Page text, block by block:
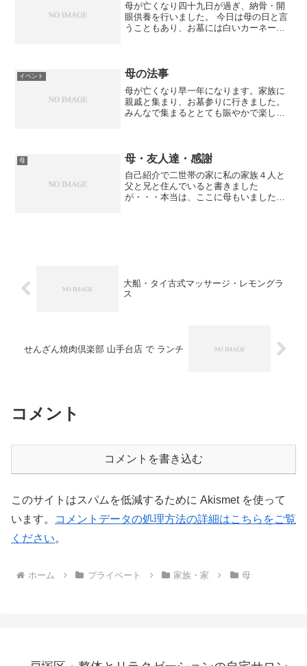
母が亡くなり四十九日が過ぎ、納骨・開
眼供養を行いました。 今日は母の日と言
うこともあり、お墓には白いカーネーシ
前、母が家族や友...
イベント 母の法事
母が亡くなり早一年になります。家族に
親戚と集まり、お墓参りに行きました。
みんなで集まるととても賑やかで楽しい
供達は大はしゃぎで遊びま...
母 母・友人達・感謝
自己紹介で二世帯の家に私の家族４人と
父と兄と住んでいると書きました
が・・・本当は、ここに母もいました。
大船・タイ古式マッサージ・レモングラ
ス
せんざん焼肉倶楽部 山手台店 で ランチ
コメント
コメントを書き込む
このサイトはスパムを低減するために Akismet を使って
います。
コメントデータの処理方法の詳細はこちらをご覧
ください。
ホーム プライベート 家族・家 母